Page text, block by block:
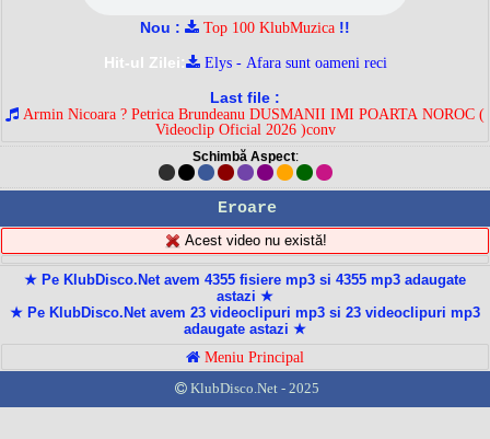
Nou : Top 100 KlubMuzica !!
Hit-ul Zilei:
Elys - Afara sunt oameni reci
Last file :
Armin Nicoara ? Petrica Brundeanu DUSMANII IMI POARTA NOROC (
Videoclip Oficial 2026 )conv
Schimbă Aspect:
Eroare
Acest video nu există!
★ Pe KlubDisco.Net avem 4355 fisiere mp3 si 4355 mp3 adaugate
astazi ★
★ Pe KlubDisco.Net avem 23 videoclipuri mp3 si 23 videoclipuri mp3
adaugate astazi ★
Meniu Principal
KlubDisco.Net - 2025